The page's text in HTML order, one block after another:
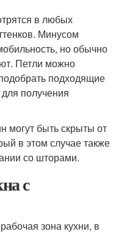
в любых
Минусом
но обычно
Петли можно
подходящие
получения
могут быть скрыты от
в этом случае также
со шторами.
с
зона кухни, в